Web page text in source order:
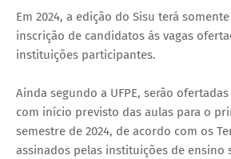
Em 2024, a edição do Sisu terá
inscrição de candidatos às vagas
instituições participantes.
Ainda segundo a UFPE, serão
com início previsto das aulas para o
semestre de 2024, de acordo com os
assinados pelas instituições de ensino